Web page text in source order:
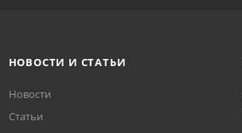
НОВОСТИ И СТАТЬИ
Новости
Статьи